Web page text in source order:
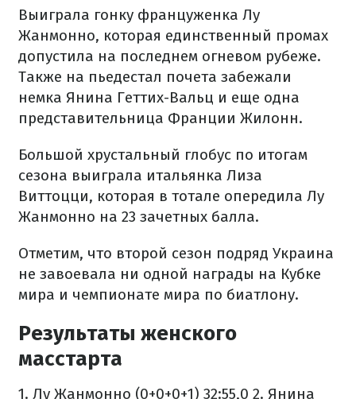
Выиграла гонку француженка Лу
Жанмонно, которая единственный промах
допустила на последнем огневом рубеже.
Также на пьедестал почета забежали
немка Янина Геттих-Вальц и еще одна
представительница Франции Жилонн.
Большой хрустальный глобус по итогам
сезона выиграла итальянка Лиза
Виттоцци, которая в тотале опередила Лу
Жанмонно на 23 зачетных балла.
Отметим, что второй сезон подряд Украина
не завоевала ни одной награды на Кубке
мира и чемпионате мира по биатлону.
Результаты женского
масстарта
1. Лу Жанмонно (0+0+0+1) 32:55,0 2. Янина